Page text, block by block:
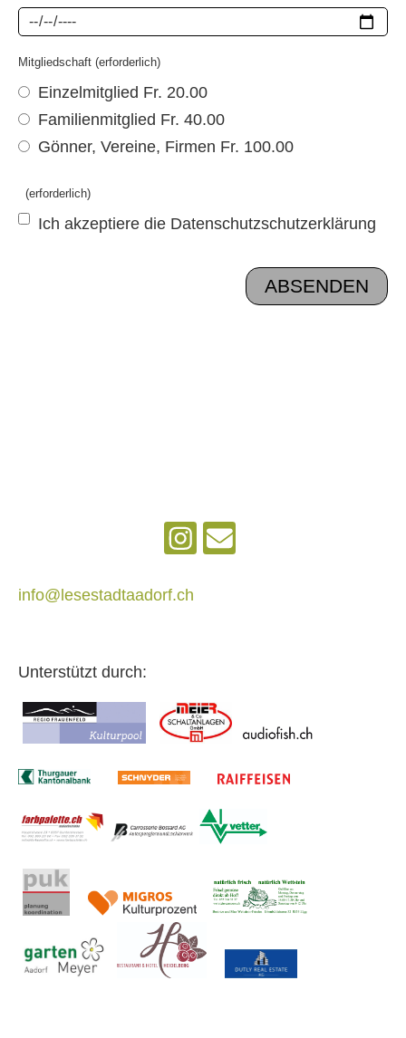
Mitgliedschaft (erforderlich)
Einzelmitglied Fr. 20.00
Familienmitglied Fr. 40.00
Gönner, Vereine, Firmen Fr. 100.00
(erforderlich)
Ich akzeptiere die Datenschutzschutzerklärung
info@lesestadtaadorf.ch
Unterstützt durch: